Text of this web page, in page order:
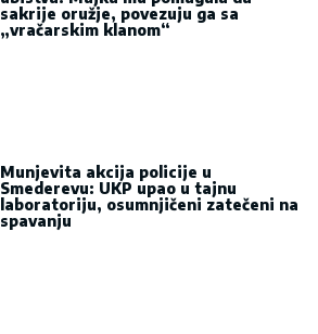
sakrije oružje, povezuju ga sa
„vračarskim klanom“
Munjevita akcija policije u
Smederevu: UKP upao u tajnu
laboratoriju, osumnjičeni zatečeni na
spavanju